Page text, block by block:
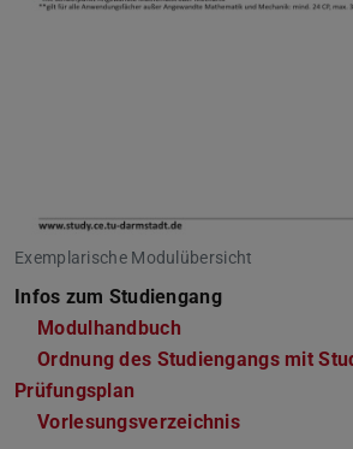
Exemplarische Modulübersicht
Infos zum Studiengang
Modulhandbuch
Ordnung des Studiengangs mit
Prüfungsplan
Vorlesungsverzeichnis